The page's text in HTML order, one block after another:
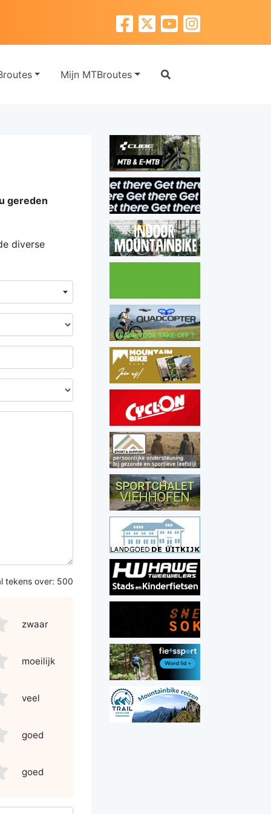
Mijn MTBroutes
gereden
diverse
tekens over: 500
asdf5
zwaar
asdf5
moeilijk
asdf5
veel
asdf5
goed
asdf5
goed